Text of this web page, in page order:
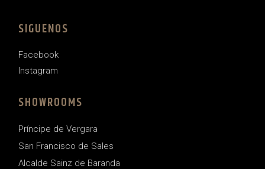
SIGUENOS
Facebook
Instagram
SHOWROOMS
Príncipe de Vergara
San Francisco de Sales
Alcalde Sainz de Baranda